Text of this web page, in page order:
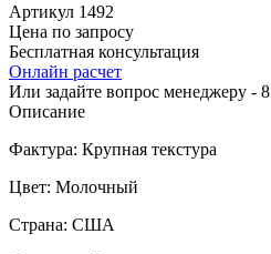
Артикул 1492
Цена по запросу
Бесплатная консультация
Онлайн расчет
Или задайте вопрос менеджеру - 8
Описание
Фактура: Крупная текстура
Цвет: Молочный
Страна: США